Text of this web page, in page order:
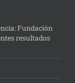
Fundación
resultados